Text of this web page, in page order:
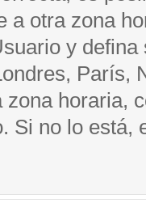
a otra zona
y
París,
zona horaria,
Si no lo está,